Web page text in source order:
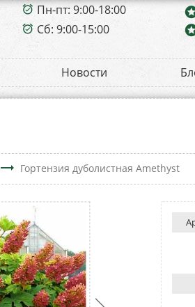
alarm_on Пн-пт: 9:00-18:00
alarm_on Сб: 9:00-15:00
Новости
trending_flat Гортензия дуболистная Amethyst